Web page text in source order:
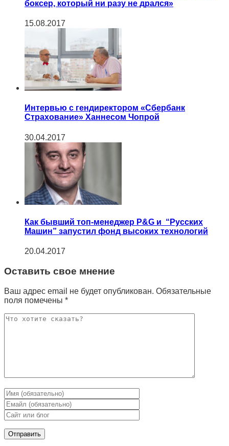
боксер, который ни разу не дрался»
15.08.2017
Интервью с гендиректором «Сбербанк
Страхование» Ханнесом Чопрой
30.04.2017
Как бывший топ-менеджер P&G и “Русских
Машин” запустил фонд высоких технологий
20.04.2017
Оставить свое мнение
Ваш адрес email не будет опубликован. Обязательные
поля помечены *